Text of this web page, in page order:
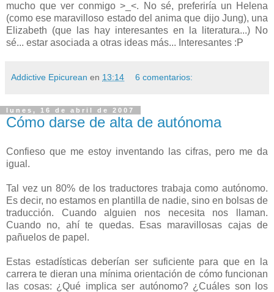
mucho que ver conmigo >_<. No sé, preferiría un Helena
(como ese maravilloso estado del anima que dijo Jung), una
Elizabeth (que las hay interesantes en la literatura...) No
sé... estar asociada a otras ideas más... Interesantes :P
Addictive Epicurean en 13:14 6 comentarios:
lunes, 16 de abril de 2007
Cómo darse de alta de autónoma
Confieso que me estoy inventando las cifras, pero me da
igual.
Tal vez un 80% de los traductores trabaja como autónomo.
Es decir, no estamos en plantilla de nadie, sino en bolsas de
traducción. Cuando alguien nos necesita nos llaman.
Cuando no, ahí te quedas. Esas maravillosas cajas de
pañuelos de papel.
Estas estadísticas deberían ser suficiente para que en la
carrera te dieran una mínima orientación de cómo funcionan
las cosas: ¿Qué implica ser autónomo? ¿Cuáles son los